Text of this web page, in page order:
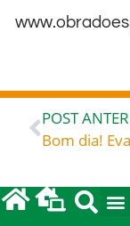
POST
leia